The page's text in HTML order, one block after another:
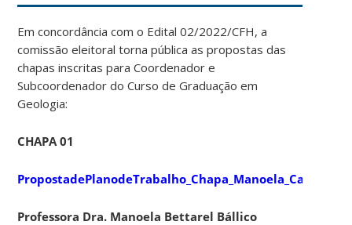
Em concordância com o Edital 02/2022/CFH, a
comissão eleitoral torna pública as propostas das
chapas inscritas para Coordenador e
Subcoordenador do Curso de Graduação em
Geologia:
CHAPA 01
PropostadePlanodeTrabalho_Chapa_Manoela_Carlos
Professora Dra. Manoela Bettarel Bállico